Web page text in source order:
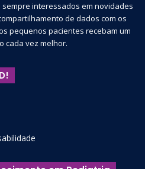
interessados em novidades
de dados com os
pequenos pacientes recebam um
cada vez melhor.